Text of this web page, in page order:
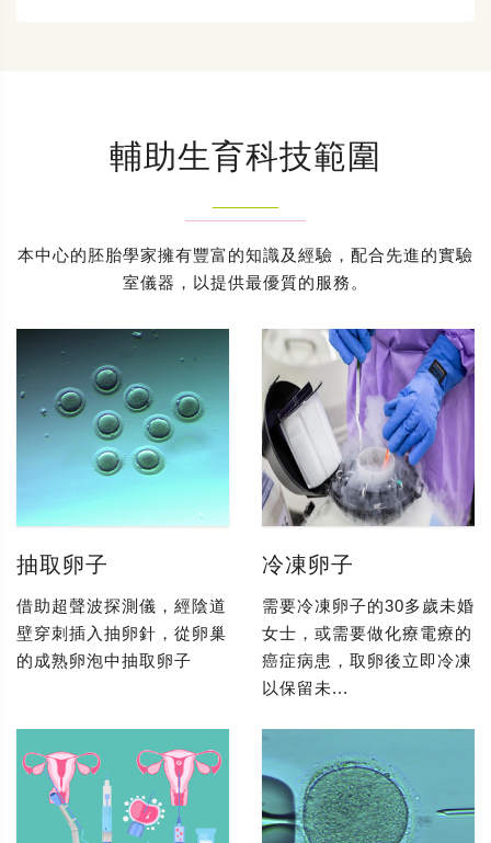
輔助生育科技範圍
本中心的胚胎學家擁有豐富的知識及經驗，配合先進的實驗
室儀器，以提供最優質的服務。
抽取卵子
借助超聲波探測儀，經陰道
壁穿刺插入抽卵針，從卵巢
的成熟卵泡中抽取卵子
冷凍卵子
需要冷凍卵子的30多歲未婚
女士，或需要做化療電療的
癌症病患，取卵後立即冷凍
以保留未...